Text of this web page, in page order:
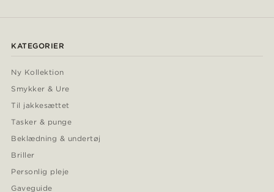
KATEGORIER
Ny Kollektion
Smykker & Ure
Til jakkesættet
Tasker & punge
Beklædning & undertøj
Briller
Personlig pleje
Gaveguide